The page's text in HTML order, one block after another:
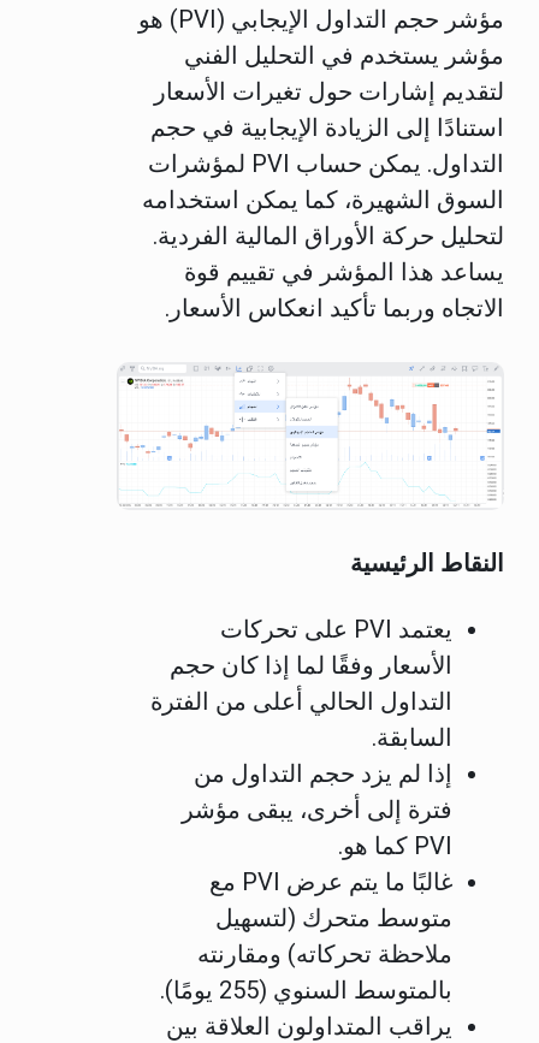
مؤشر حجم التداول الإيجابي (PVI) هو
مؤشر يستخدم في التحليل الفني
لتقديم إشارات حول تغيرات الأسعار
استنادًا إلى الزيادة الإيجابية في حجم
التداول. يمكن حساب PVI لمؤشرات
السوق الشهيرة، كما يمكن استخدامه
لتحليل حركة الأوراق المالية الفردية.
يساعد هذا المؤشر في تقييم قوة
الاتجاه وربما تأكيد انعكاس الأسعار.
النقاط الرئيسية
يعتمد PVI على تحركات
الأسعار وفقًا لما إذا كان حجم
التداول الحالي أعلى من الفترة
السابقة.
إذا لم يزد حجم التداول من
فترة إلى أخرى، يبقى مؤشر
PVI كما هو.
غالبًا ما يتم عرض PVI مع
متوسط متحرك (لتسهيل
ملاحظة تحركاته) ومقارنته
بالمتوسط السنوي (255 يومًا).
يراقب المتداولون العلاقة بين